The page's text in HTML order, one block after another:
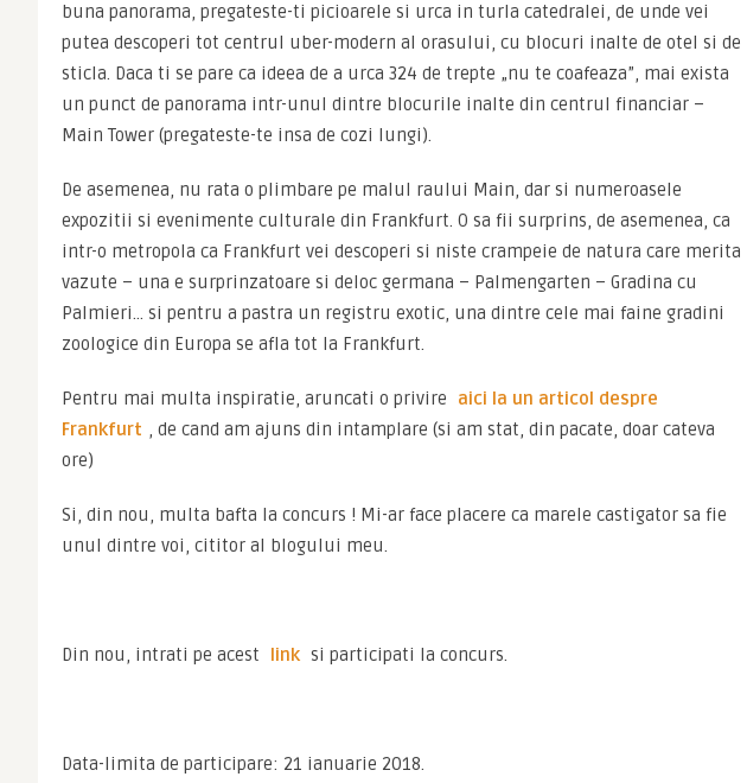
buna panorama, pregateste-ti picioarele si urca in turla catedralei, de unde vei
putea descoperi tot centrul uber-modern al orasului, cu blocuri inalte de otel si de
sticla. Daca ti se pare ca ideea de a urca 324 de trepte „nu te coafeaza”, mai exista
un punct de panorama intr-unul dintre blocurile inalte din centrul financiar –
Main Tower (pregateste-te insa de cozi lungi).
De asemenea, nu rata o plimbare pe malul raului Main, dar si numeroasele
expozitii si evenimente culturale din Frankfurt. O sa fii surprins, de asemenea, ca
intr-o metropola ca Frankfurt vei descoperi si niste crampeie de natura care merita
vazute – una e surprinzatoare si deloc germana – Palmengarten – Gradina cu
Palmieri… si pentru a pastra un registru exotic, una dintre cele mai faine gradini
zoologice din Europa se afla tot la Frankfurt.
Pentru mai multa inspiratie, aruncati o privire
aici la un articol despre
Frankfurt , de cand am ajuns din intamplare (si am stat, din pacate, doar cateva
ore)
Si, din nou, multa bafta la concurs ! Mi-ar face placere ca marele castigator sa fie
unul dintre voi, cititor al blogului meu.
Din nou, intrati pe acest link si participati la concurs.
Data-limita de participare: 21 ianuarie 2018.